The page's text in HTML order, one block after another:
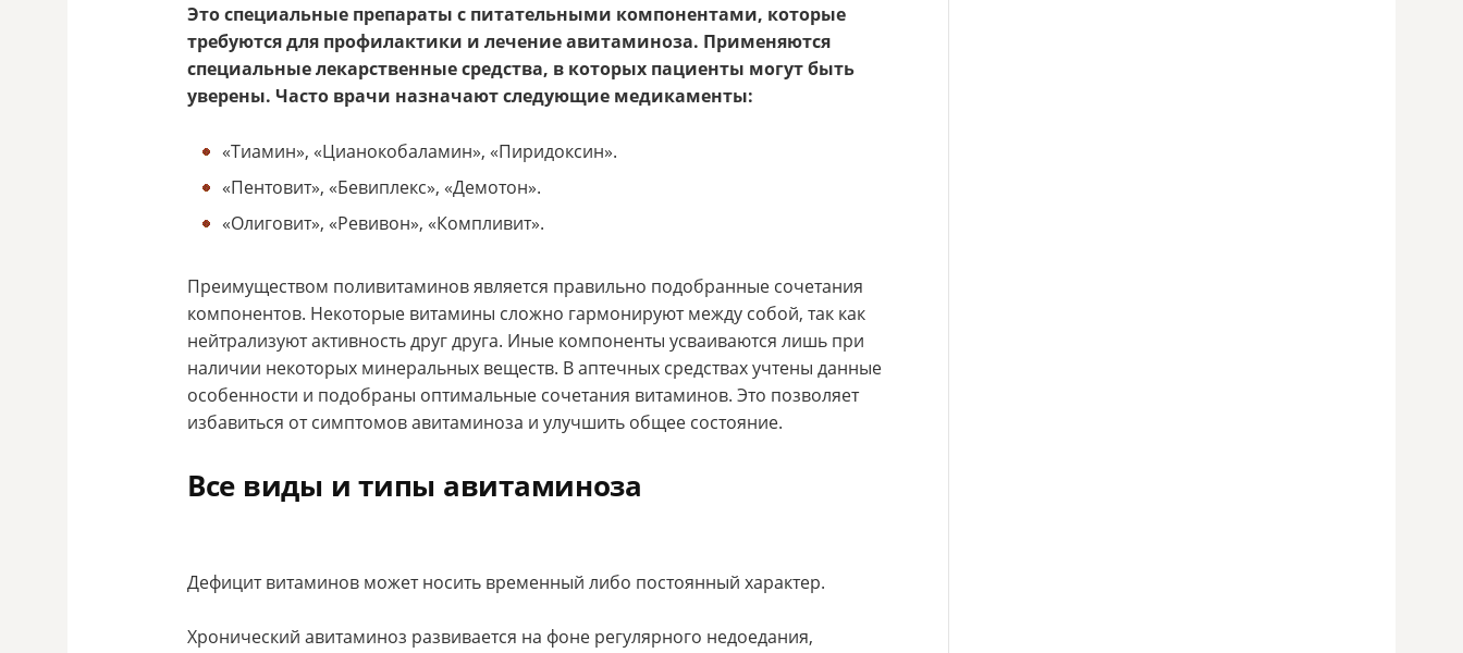
Это специальные препараты с питательными компонентами, которые
требуются для профилактики и лечение авитаминоза. Применяются
специальные лекарственные средства, в которых пациенты могут быть
уверены. Часто врачи назначают следующие медикаменты:
«Тиамин», «Цианокобаламин», «Пиридоксин».
«Пентовит», «Бевиплекс», «Демотон».
«Олиговит», «Ревивон», «Компливит».
Преимуществом поливитаминов является правильно подобранные сочетания
компонентов. Некоторые витамины сложно гармонируют между собой, так как
нейтрализуют активность друг друга. Иные компоненты усваиваются лишь при
наличии некоторых минеральных веществ. В аптечных средствах учтены данные
особенности и подобраны оптимальные сочетания витаминов. Это позволяет
избавиться от симптомов авитаминоза и улучшить общее состояние.
Все виды и типы авитаминоза
Дефицит витаминов может носить временный либо постоянный характер.
Хронический авитаминоз развивается на фоне регулярного недоедания,